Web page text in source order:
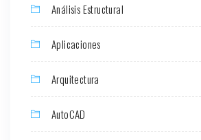
Análisis Estructural
Aplicaciones
Arquitectura
AutoCAD